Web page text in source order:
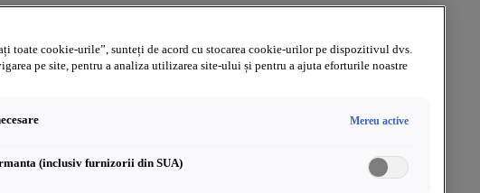
toate cookie-urile”, sunteți de acord cu stocarea cookie-urilor pe dispozitivul dvs.
pe site, pentru a analiza utilizarea site-ului și pentru a ajuta eforturile noastre
Mereu active
(inclusiv furnizorii din SUA)